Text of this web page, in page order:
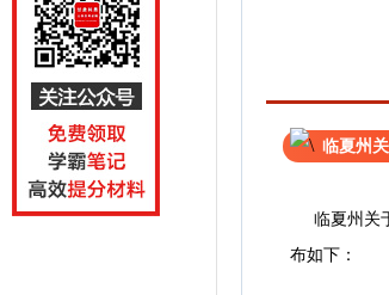
临夏州
临夏州关于
布如下：